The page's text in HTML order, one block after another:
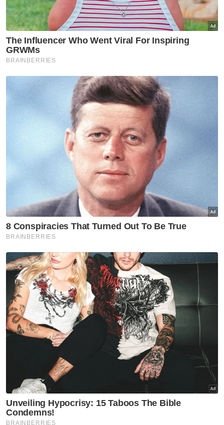
Apakah tahap kelayakan akademik anda?
Sekolah rendah Sekolah menengah
Kolej/ STPM/ Diploma
Ijazah sarjana muda
(Bachelor)
Ijazah sarjana (Master)
Masuk | Daftar VPoints:0
Keganasan Rumah Tangga
Jahidah Nordin
Artikel Disyorkan
Seorang wakil MIC bertaraf
Exco akan ditempatkan di
pejabat MB Negeri Sembilan -
Ismail
Melaka NS
'Pandang ke hadapan, jangan
ada lagi fitnah, adu domba-
Jalaluddin
Ismail terajui tiga portfolio
utama pentadbiran Kerajaan
Melaka NS